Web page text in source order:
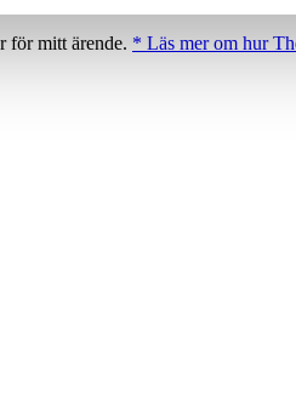
för mitt ärende. * Läs mer om hur